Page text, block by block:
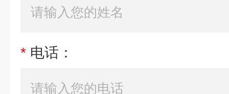
* 电话：